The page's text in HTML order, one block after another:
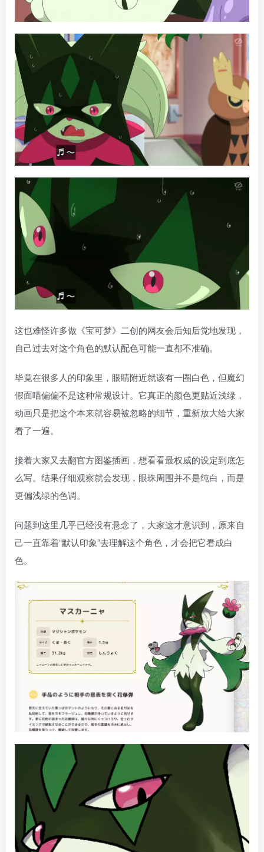
这也难怪许多做《宝可梦》二创的网友会后知后觉地发现，
自己过去对这个角色的默认配色可能一直都不准确。
毕竟在很多人的印象里，眼睛附近就该有一圈白色，但魔幻
假面喵偏偏不是这种常规设计。它真正的颜色更贴近浅绿，
动画只是把这个本来就容易被忽略的细节，重新放大给大家
看了一遍。
接着大家又去翻官方图鉴插画，想看看最权威的设定到底怎
么写。结果仔细观察就会发现，眼珠周围并不是纯白，而是
更偏浅绿的色调。
问题到这里几乎已经没有悬念了，大家这才意识到，原来自
己一直靠着“默认印象”去理解这个角色，才会把它看成白
色。